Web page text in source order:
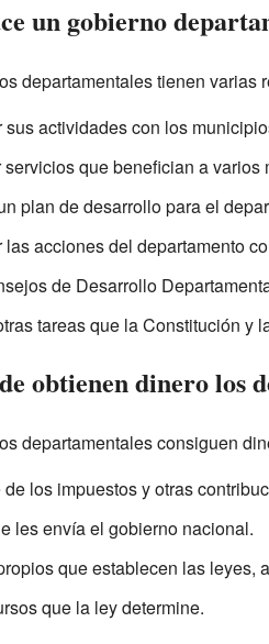
un gobierno
departamentales tienen varias
sus actividades con los
servicios que benefician a
plan de desarrollo para el
las acciones del departamento
de Desarrollo
tareas que la Constitución y
obtienen dinero los
departamentales consiguen
de los impuestos y otras
les envía el gobierno nacional.
que establecen las leyes,
que la ley determine.